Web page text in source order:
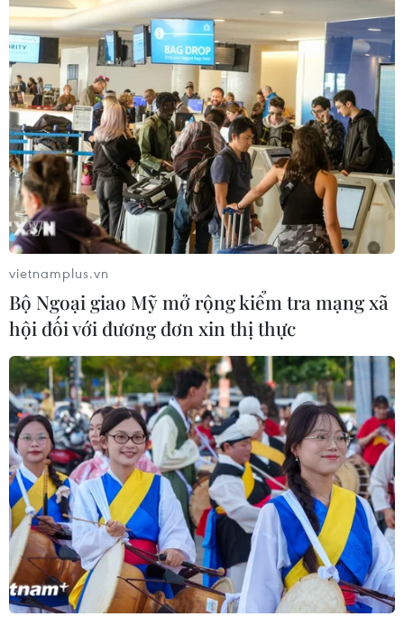
TIN CÙNG CHUYÊN MỤC
Mỹ can thiệp khẩn cấp, ngăn
Israel mở rộng đòn trừng phạt
Hezbollah
07/08/2026 02:31
vietnamplus.vn
Bộ Ngoại giao Mỹ mở rộng kiểm tra mạng xã
hội đối với đương đơn xin thị thực